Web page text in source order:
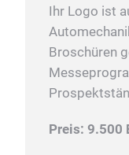
Ihr Logo ist
Broschüren
Preis: 9.500